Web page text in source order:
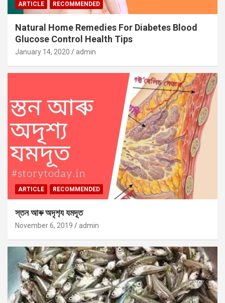
ARTICLE RECOMMENDED
Natural Home Remedies For Diabetes Blood
Glucose Control Health Tips
January 14, 2020 admin
ARTICLE RECOMMENDED
স্তন আৰু অদৃশ‍্য যমদূত
November 6, 2019 admin